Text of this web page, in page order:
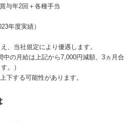
与年2回＋各種手当
年度実績）
、当社規定により優遇します。
の月給は上記から7,000円減額、3ヵ月合
。）
下する可能性があります。